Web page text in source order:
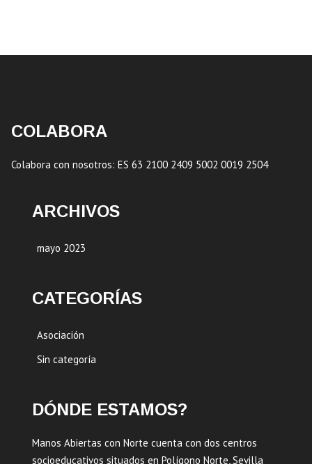
COLABORA
Colabora con nosotros: ES 63 2100 2409 5002 0019 2504
ARCHIVOS
mayo 2023
CATEGORÍAS
Asociación
Sin categoría
DÓNDE ESTAMOS?
Manos Abiertas con Norte cuenta con dos centros
socioeducativos situados en Polígono Norte, Sevilla